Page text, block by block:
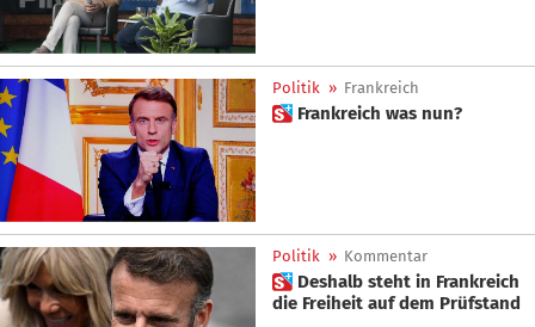
Politik » Frankreich
 Frankreich was nun?
Politik » Kommentar
 Deshalb steht in Frankreich
die Freiheit auf dem Prüfstand